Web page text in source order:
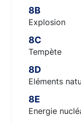
8B
Explosion
8C
Tempète
8D
Eléments
8E
Energie